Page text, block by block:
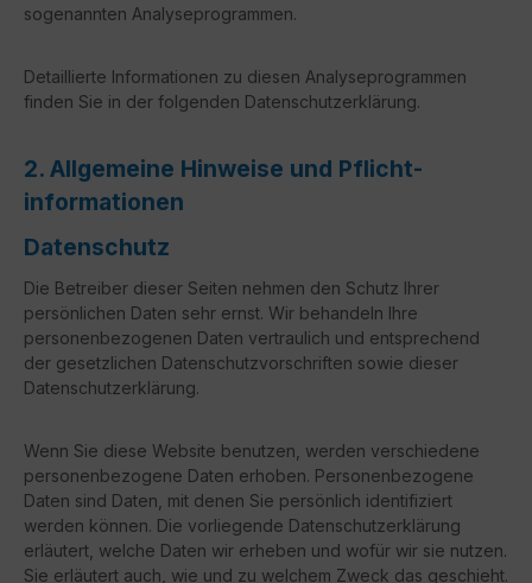
sogenannten Analyseprogrammen.
Detaillierte Informationen zu diesen Analyseprogrammen
finden Sie in der folgenden Datenschutzerklärung.
2. Allgemeine Hinweise und Pflicht­
informationen
Datenschutz
Die Betreiber dieser Seiten nehmen den Schutz Ihrer
persönlichen Daten sehr ernst. Wir behandeln Ihre
personenbezogenen Daten vertraulich und entsprechend
der gesetzlichen Datenschutzvorschriften sowie dieser
Datenschutzerklärung.
Wenn Sie diese Website benutzen, werden verschiedene
personenbezogene Daten erhoben. Personenbezogene
Daten sind Daten, mit denen Sie persönlich identifiziert
werden können. Die vorliegende Datenschutzerklärung
erläutert, welche Daten wir erheben und wofür wir sie nutzen.
Sie erläutert auch, wie und zu welchem Zweck das geschieht.